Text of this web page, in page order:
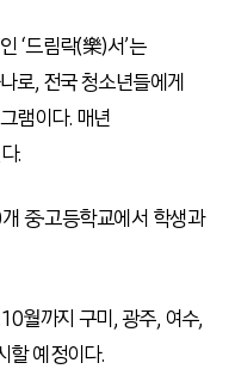
‘드림락(樂)서’는
로, 전국 청소년들에게
램이다. 매년
.
중∙고등학교에서 학생과
월까지 구미, 광주, 여수,
할 예정이다.